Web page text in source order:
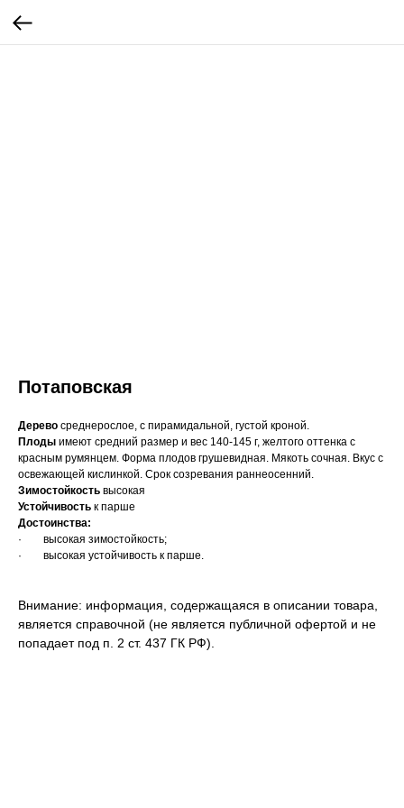
Потаповская
Дерево среднерослое, с пирамидальной, густой кроной.
Плоды имеют средний размер и вес 140-145 г, желтого оттенка с
красным румянцем. Форма плодов грушевидная. Мякоть сочная. Вкус с
освежающей кислинкой. Срок созревания раннеосенний.
Зимостойкость высокая
Устойчивость к парше
Достоинства:
· высокая зимостойкость;
· высокая устойчивость к парше.
Внимание: информация, содержащаяся в описании товара,
является справочной (не является публичной офертой и не
попадает под п. 2 ст. 437 ГК РФ).